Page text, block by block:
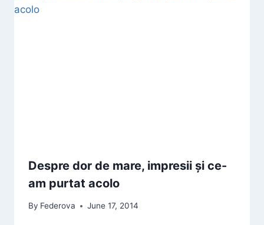
Despre dor de mare, impresii și ce-
am purtat acolo
By Federova June 17, 2014